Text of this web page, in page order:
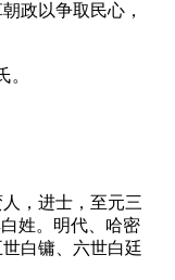
政以争取民心，
，进士，至元三
姓。明代、哈密
白镛、六世白廷